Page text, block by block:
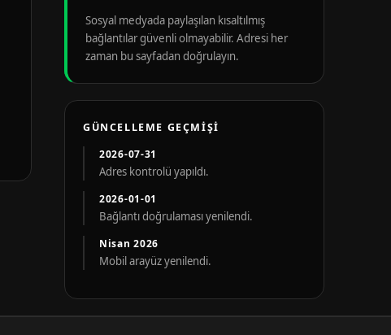
Sosyal medyada paylaşılan kısaltılmış
bağlantılar güvenli olmayabilir. Adresi her
zaman bu sayfadan doğrulayın.
GÜNCELLEME GEÇMIŞI
2026-07-31
Adres kontrolü yapıldı.
2026-01-01
Bağlantı doğrulaması yenilendi.
Nisan 2026
Mobil arayüz yenilendi.